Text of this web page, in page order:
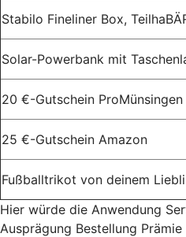
Stabilo Fineliner Box,
Solar-Powerbank mit
20 €-Gutschein ProMünsingen
25 €-Gutschein Amazon
Fußballtrikot von deinem
Hier würde die Anwendung
Ausprägung Bestellung